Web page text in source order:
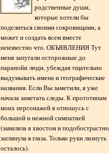
родственные души,
которые хотели бы
поделиться своими сокровищами, а
может и создать всем вместе
неизвестно что. ОБЪЯВЛЕНИЯ Тут
меня запугали осторожные до
паранойи люди, убеждая тщательно
выдумывать имена и географические
названия. Если Вы заметили, я уже
начала заметать следы. К прототипам
моих персонажей я отношусь с
большой и нежной симпатией
(завиляла я хвостом и подобострастно
заглянула в глаза. Только руки лизнуть
осталось).